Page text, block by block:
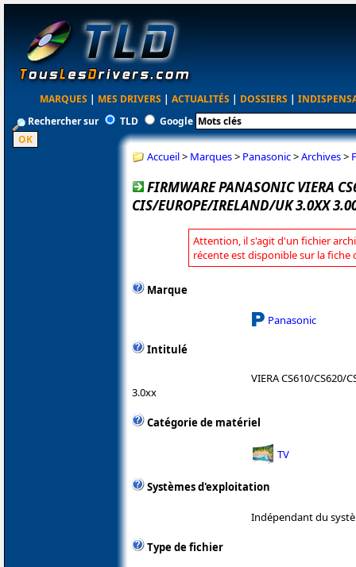
MARQUES | MES DRIVERS | ACTUALITÉS | DOSSIERS |
Rechercher sur
TLD Google
Accueil> Marques> Panasonic>Archives>
FIRMWARE PANASONIC VIERA
CIS/EUROPE/IRELAND/UK 3.0XX
Attention, il s'agit d'un fichier
récente est disponible sur la fiche
Marque
Panasonic
Intitulé
VIERA CS610/CS620/
3.0xx
Catégorie de matériel
TV
Systèmes d'exploitation
Indépendant du
Type de fichier